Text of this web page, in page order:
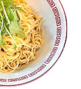
ます。
ください。
さい。
意ください。
温めは行わな